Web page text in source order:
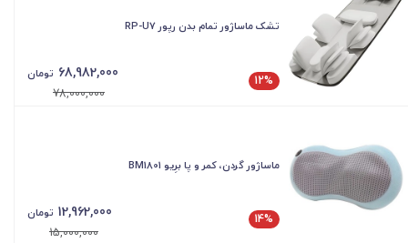
تشک ماساژور تمام بدن رپور RP-U7
12%
68,982,000 تومان
78,000,000
ماساژور گردن، کمر و پا برِیو BM1801
14%
12,962,000 تومان
15,000,000